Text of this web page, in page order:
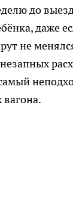
до
даже
не
вагона.